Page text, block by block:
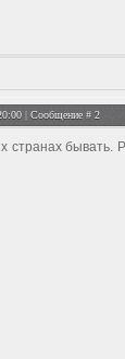
| Сообщение # 2
странах бывать.